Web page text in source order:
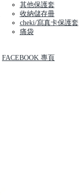
其他保護套
收納儲存冊
cheki/寫真卡保護套
痛袋
FACEBOOK 專頁